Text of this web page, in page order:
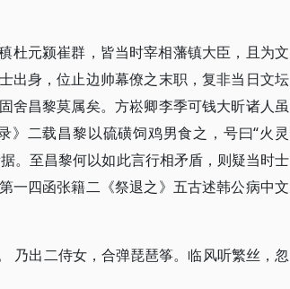
杜元颍崔群，皆当时宰相藩镇大臣，且为文
出身，位止边帅幕僚之末职，复非当日文坛
舍昌黎莫属矣。方崧卿李季可钱大昕诸人虽
二载昌黎以硫磺饲鸡男食之，号曰“火灵
。至昌黎何以如此言行相矛盾，则疑当时士
一四函张籍二《祭退之》五古述韩公病中文
乃出二侍女，合弹琵琶筝。临风听繁丝，忽